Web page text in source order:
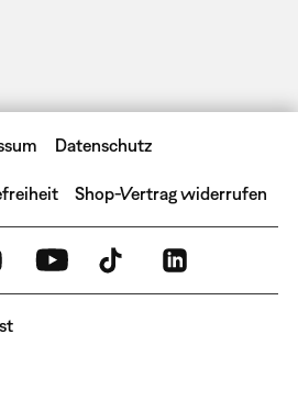
Datenschutz
Shop-Vertrag widerrufen